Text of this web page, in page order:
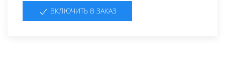
ВКЛЮЧИТЬ В ЗАКАЗ